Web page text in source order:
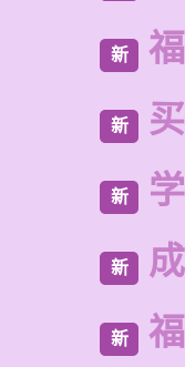
新
新
新
新
新